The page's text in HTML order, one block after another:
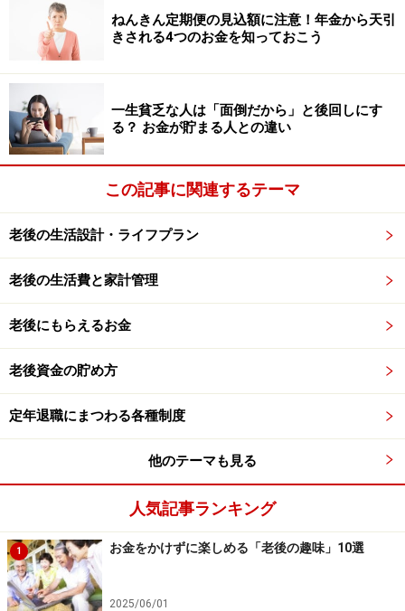
NHKの放送が受信できる受信設備がテレビ以外にない場
合、テレビを処分するとNHKの受信契約料の支払いをし
なくてすむというメリットがあります。さらに電気代が
浮くということもあるでしょう。他にもテレビがない生
活のメリットとして以下の4つがあります。
・部屋を広く使える
テレビを置かなくなれば、そのスペースがすっぽり空
き、広く使えるようになります。また、テレビ周りはホ
コリが溜まりがちですが、テレビがなくなればスッキリ
掃除も楽になります。
ょうか。テレビに時間を奪われるよりも、部屋の掃除
や、趣味の編み物、読書、写経など、心を落ち着ける時
間を持った方が、充実感が得られます。
・今後テレビの買替えが必要ない
安いテレビといっても、3万円ほどかかります。新しい
機能や高画質であれば、10万～20万円という価格がつい
ています。もし、そんなテレビが壊れれば、買替えに新
たなお金が必要になります。しかし、テレビを処分して
なくなってしまえば、今後、テレビに関する費用は発生
ねんきん定期便の見込額に注意！年金から天引
きされる4つのお金を知っておこう
一生貧乏な人は「面倒だから」と後回しにす
る？ お金が貯まる人との違い
この記事に関連するテーマ
老後の生活設計・ライフプラン
老後の生活費と家計管理
老後にもらえるお金
老後資金の貯め方
定年退職にまつわる各種制度
他のテーマも見る
人気記事ランキング
1 お金をかけずに楽しめる「老後の趣味」10選
2025/06/01